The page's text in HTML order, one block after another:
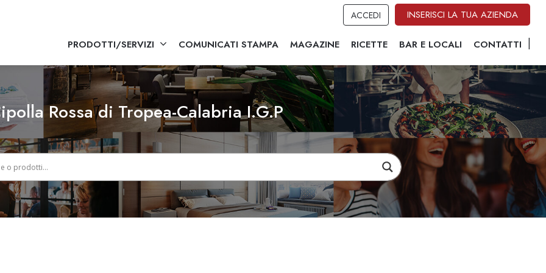
ACCEDI INSERISCI LA TUA AZIENDA
PRODOTTI/SERVIZI COMUNICATI STAMPA MAGAZINE RICETTE BAR E LOCALI CONTATTI
Rossa di Tropea-Calabria I.G.P